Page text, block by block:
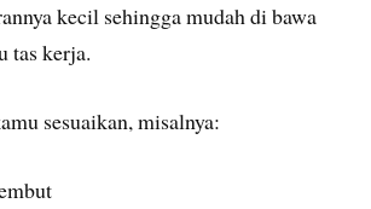
kecil sehingga mudah di bawa
tas kerja.
sesuaikan, misalnya: